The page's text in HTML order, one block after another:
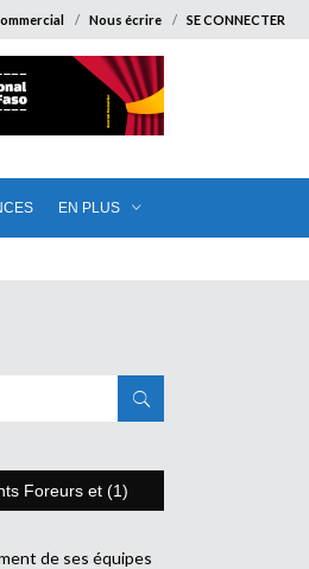
Nous écrire SE CONNECTER
EN PLUS
Foreurs et (1)
de ses équipes